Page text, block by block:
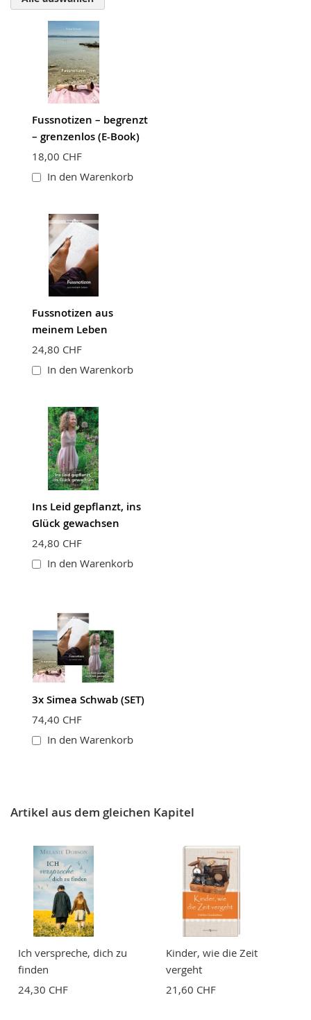
Bewertung
BEWERTUNG ABSCHICKEN
Fussnotizen – begrenzt
– grenzenlos (E-Book)
18,00 CHF
In den Warenkorb
Fussnotizen aus
meinem Leben
24,80 CHF
In den Warenkorb
Ins Leid gepflanzt, ins
Glück gewachsen
24,80 CHF
In den Warenkorb
3x Simea Schwab (SET)
74,40 CHF
In den Warenkorb
Artikel aus dem gleichen Kapitel
Ich verspreche, dich zu
finden
24,30 CHF
Kinder, wie die Zeit
vergeht
21,60 CHF